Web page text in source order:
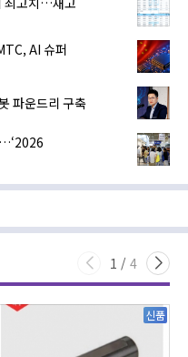
AI 슈퍼
파운드리 구축
1 / 4
신품